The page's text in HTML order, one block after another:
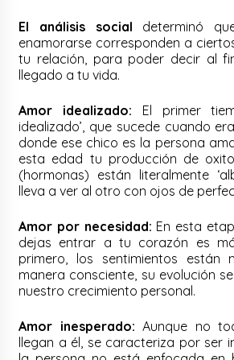
El análisis social determinó
enamorarse corresponden a
tu relación, para poder decir al
llegado a tu vida.
Amor idealizado: El primer
idealizado’, que sucede cuando
donde ese chico es la persona
esta edad tu producción de
(hormonas) están literalmente
lleva a ver al otro con ojos de
Amor por necesidad: En esta
dejas entrar a tu corazón es
primero, los sentimientos están
manera consciente, su evolución
nuestro crecimiento personal.
Amor inesperado: Aunque no
llegan a él, se caracteriza por ser